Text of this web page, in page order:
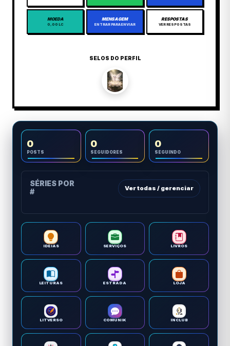
MOEDA
0,00 LC
MENSAGEM
ENTRAR PARA ENVIAR
RESPOSTAS
VER RESPOSTAS
SELOS DO PERFIL
0
POSTS
0
SEGUIDORES
0
SEGUINDO
SÉRIES POR
#
Ver todas / gerenciar
IDEIAS SERVIÇOS LIVROS
LEITURAS ESTRADA LOJA
LITVERSO COMUNIK INCLUB